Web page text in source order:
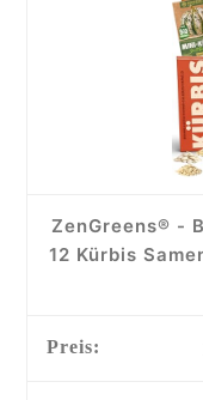
ZenGreens® -
12 Kürbis